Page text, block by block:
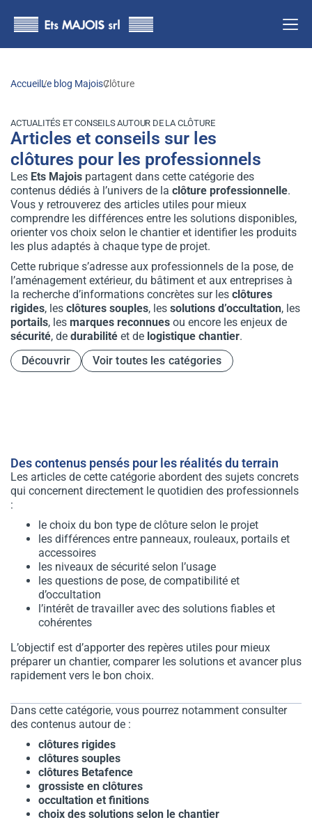
Accueil Le blog MajoisClôture
ACTUALITÉS ET CONSEILS AUTOUR DE LA CLÔTURE
Articles et conseils sur les
clôtures pour les professionnels
Les Ets Majois partagent dans cette catégorie des
contenus dédiés à l’univers de la clôture professionnelle.
Vous y retrouverez des articles utiles pour mieux
comprendre les différences entre les solutions disponibles,
orienter vos choix selon le chantier et identifier les produits
les plus adaptés à chaque type de projet.
Cette rubrique s’adresse aux professionnels de la pose, de
l’aménagement extérieur, du bâtiment et aux entreprises à
la recherche d’informations concrètes sur les clôtures
rigides, les clôtures souples, les solutions d’occultation, les
portails, les marques reconnues ou encore les enjeux de
sécurité, de durabilité et de logistique chantier.
Découvrir
Voir toutes les catégories
Des contenus pensés pour les réalités du terrain
Les articles de cette catégorie abordent des sujets concrets
qui concernent directement le quotidien des professionnels
:
le choix du bon type de clôture selon le projet
les différences entre panneaux, rouleaux, portails et
accessoires
les niveaux de sécurité selon l’usage
les questions de pose, de compatibilité et
d’occultation
l’intérêt de travailler avec des solutions fiables et
cohérentes
L’objectif est d’apporter des repères utiles pour mieux
préparer un chantier, comparer les solutions et avancer plus
rapidement vers le bon choix.
Dans cette catégorie, vous pourrez notamment consulter
des contenus autour de :
clôtures rigides
clôtures souples
clôtures Betafence
grossiste en clôtures
occultation et finitions
choix des solutions selon le chantier